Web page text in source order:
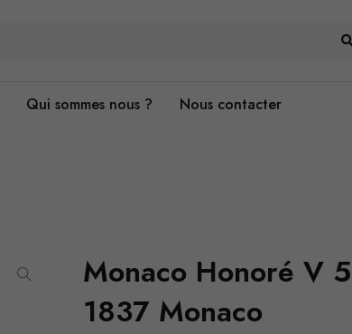
Qui sommes nous ? Nous contacter
Monaco Honoré V
1837 Monaco